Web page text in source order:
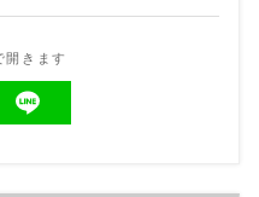
開きます